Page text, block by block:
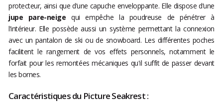
protecteur, ainsi que d’une capuche enveloppante. Elle dispose d’une
jupe pare-neige qui empêche la poudreuse de pénétrer à
l’intérieur. Elle possède aussi un système permettant la connexion
avec un pantalon de ski ou de snowboard. Les différentes poches
facilitent le rangement de vos effets personnels, notamment le
forfait pour les remontées mécaniques qu'il suffit de passer devant
les bornes.
Caractéristiques du Picture Seakrest :